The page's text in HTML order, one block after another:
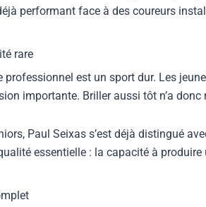
performant face à des coureurs
rare
professionnel est un sport dur. Les
importante. Briller aussi tôt n’a donc
Paul Seixas s’est déjà distingué
essentielle : la capacité à